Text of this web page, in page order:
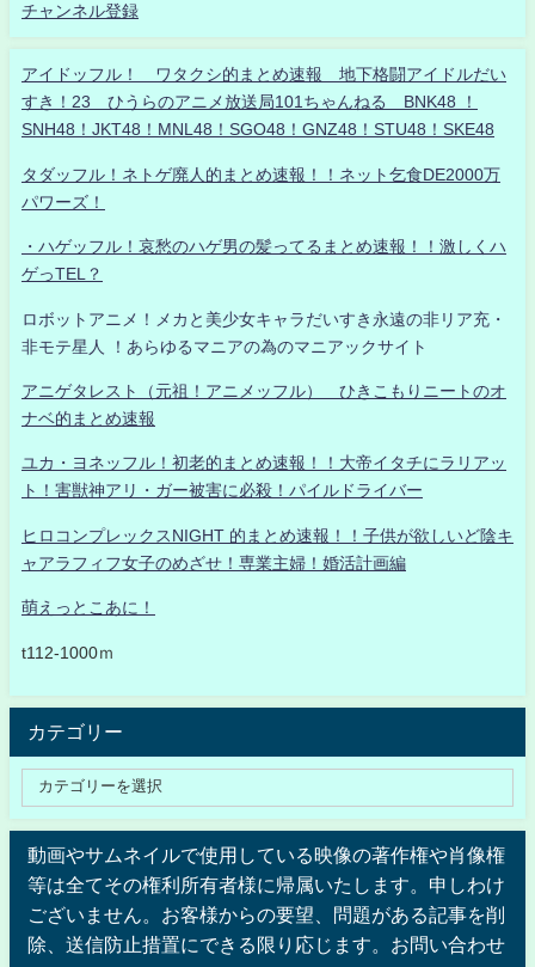
チャンネル登録
アイドッフル！ ワタクシ的まとめ速報 地下格闘アイドルだい
すき！23 ひうらのアニメ放送局101ちゃんねる BNK48 ！
SNH48！JKT48！MNL48！SGO48！GNZ48！STU48！SKE48
タダッフル！ネトゲ廃人的まとめ速報！！ネット乞食DE2000万
パワーズ！
・ハゲッフル！哀愁のハゲ男の髪ってるまとめ速報！！激しくハ
ゲっTEL？
ロボットアニメ！メカと美少女キャラだいすき永遠の非リア充・
非モテ星人 ！あらゆるマニアの為のマニアックサイト
アニゲタレスト（元祖！アニメッフル） ひきこもりニートのオ
ナベ的まとめ速報
ユカ・ヨネッフル！初老的まとめ速報！！大帝イタチにラリアッ
ト！害獣神アリ・ガー被害に必殺！パイルドライバー
ヒロコンプレックスNIGHT 的まとめ速報！！子供が欲しいど陰キ
ャアラフィフ女子のめざせ！専業主婦！婚活計画編
萌えっとこあに！
t112-1000ｍ
カテゴリー
動画やサムネイルで使用している映像の著作権や肖像権
等は全てその権利所有者様に帰属いたします。申しわけ
ございません。お客様からの要望、問題がある記事を削
除、送信防止措置にできる限り応じます。お問い合わせ